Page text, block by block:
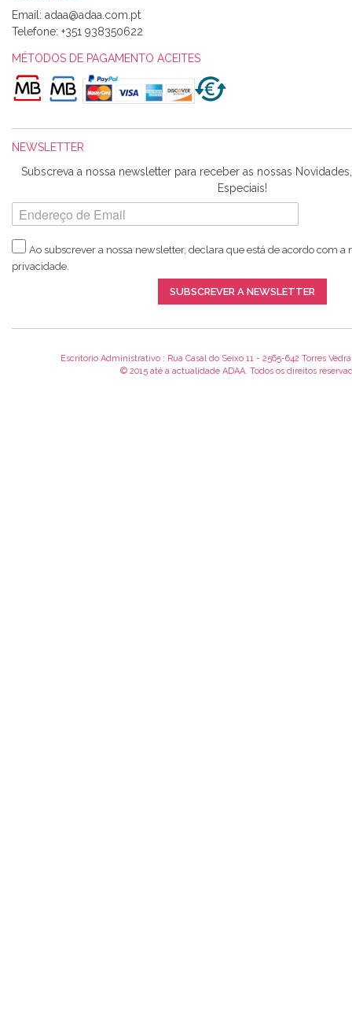
Email:
Telefone: +351 938350622
MÉTODOS DE PAGAMENTO ACEITES
NEWSLETTER
Subscreva a nossa newsletter para receber as nossas
Especiais!
Ao subscrever a nossa newsletter, declara que está de acordo com a
privacidade.
SUBSCREVER A NEWSLETTER
Escritorio Administrativo : Rua Casal do Seixo 11 - 2565-642 Torres
© 2015 até a actualidade ADAA. Todos os direitos